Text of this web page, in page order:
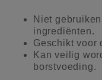
Niet
ingrediënten.
Geschikt voor
Kan veilig
borstvoeding.